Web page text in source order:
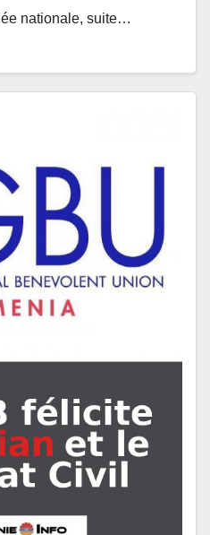
nationale, suite…